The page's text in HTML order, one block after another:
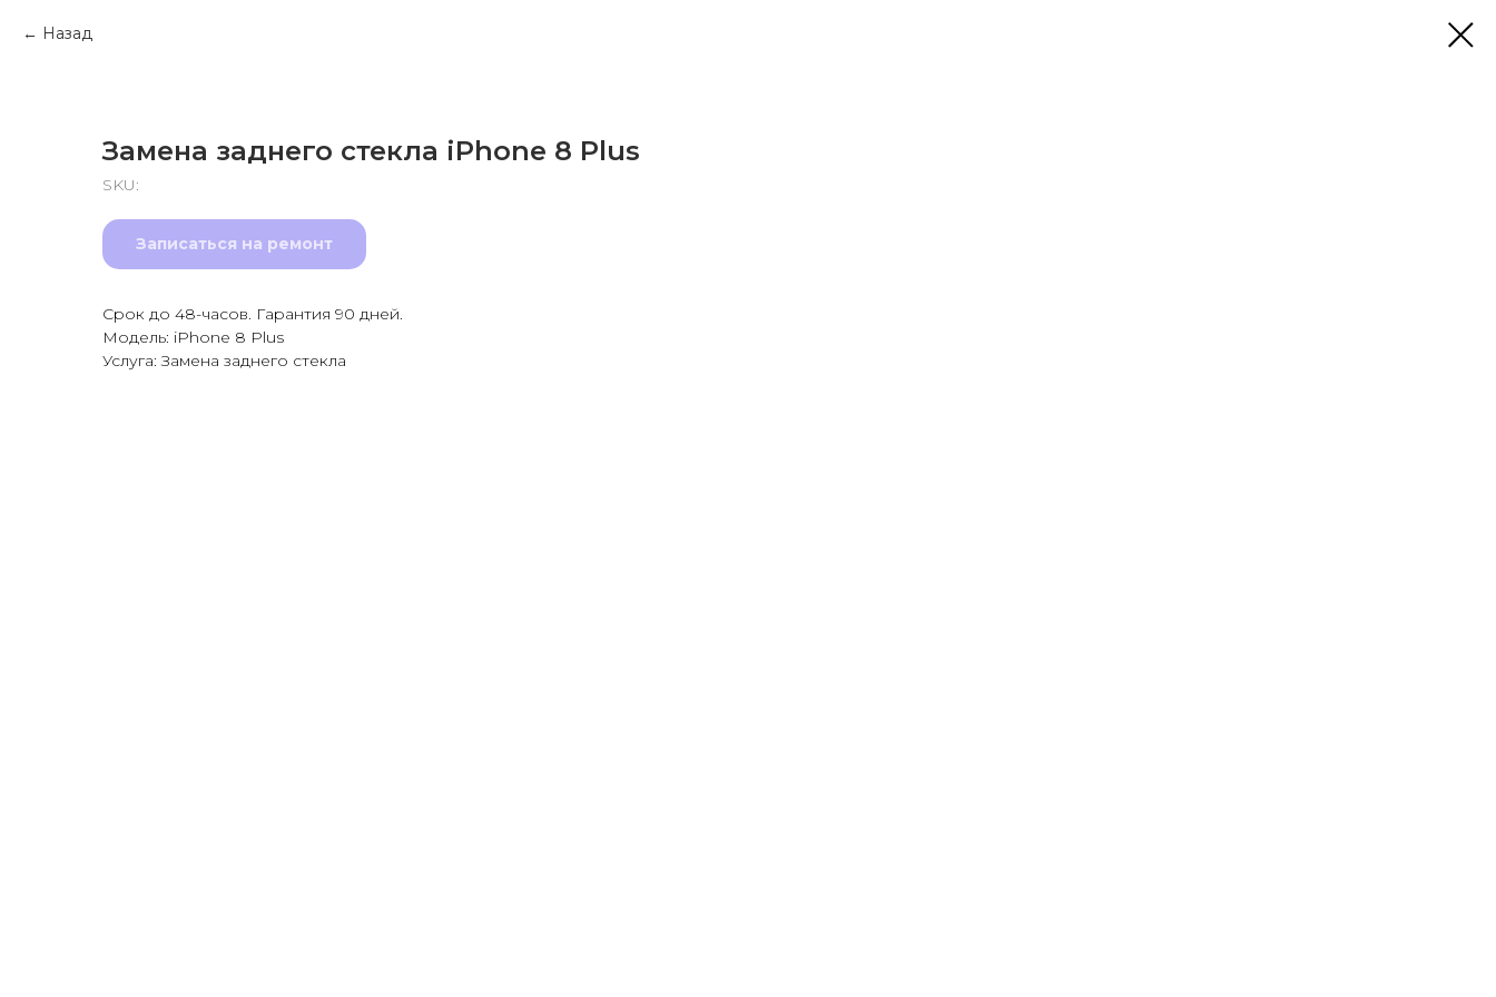
Назад
Замена заднего стекла iPhone 8 Plus
SKU:
Записаться на ремонт
Срок до 48-часов. Гарантия 90 дней.
Модель: iPhone 8 Plus
Услуга: Замена заднего стекла